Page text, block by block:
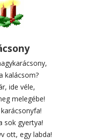
kalácsom?
ide véle,
melegébe!
sok gyertya!
ott, egy labda!